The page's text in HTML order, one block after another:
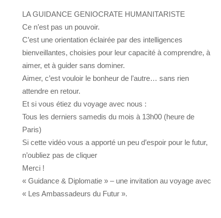
LA GUIDANCE GENIOCRATE HUMANITARISTE
Ce n’est pas un pouvoir.
C’est une orientation éclairée par des intelligences
bienveillantes, choisies pour leur capacité à comprendre, à
aimer, et à guider sans dominer.
Aimer, c’est vouloir le bonheur de l’autre… sans rien
attendre en retour.
Et si vous étiez du voyage avec nous :
Tous les derniers samedis du mois à 13h00 (heure de
Paris)
Si cette vidéo vous a apporté un peu d’espoir pour le futur,
n’oubliez pas de cliquer
Merci !
« Guidance & Diplomatie » – une invitation au voyage avec
« Les Ambassadeurs du Futur ».